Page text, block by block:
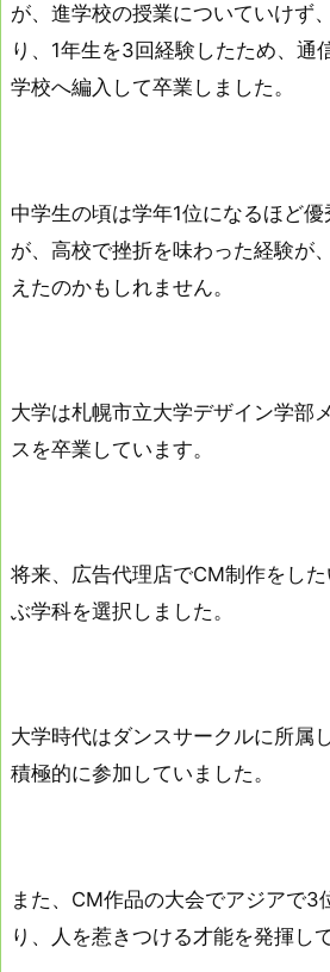
が、進学校の授業についていけず
り、1年生を3回経験したため、通
学校へ編入して卒業しました。
中学生の頃は学年1位になるほど
が、高校で挫折を味わった経験が
えたのかもしれません。
大学は札幌市立大学デザイン学部
スを卒業しています。
将来、広告代理店でCM制作をし
ぶ学科を選択しました。
大学時代はダンスサークルに所属
積極的に参加していました。
また、CM作品の大会でアジアで3
り、人を惹きつける才能を発揮し